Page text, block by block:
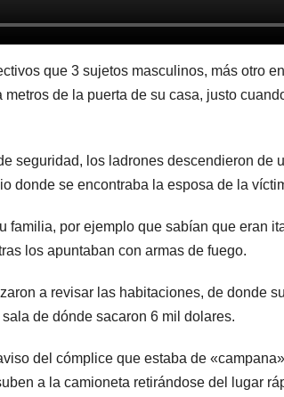
que 3 sujetos masculinos, más otro
de la puerta de su casa, justo
seguridad, los ladrones descendieron de
donde se encontraba la esposa de la
familia, por ejemplo que sabían que eran
los apuntaban con armas de fuego.
a revisar las habitaciones, de donde
de dónde sacaron 6 mil dolares.
del cómplice que estaba de
a la camioneta retirándose del lugar